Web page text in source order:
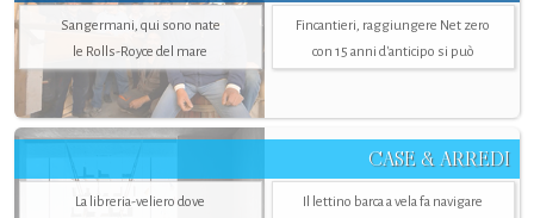
Sangermani, qui sono nate
le Rolls-Royce del mare
Fincantieri, raggiungere Net zero
con 15 anni d'anticipo si può
CASE & ARREDI
La libreria-veliero dove
Il lettino barca a vela fa navigare